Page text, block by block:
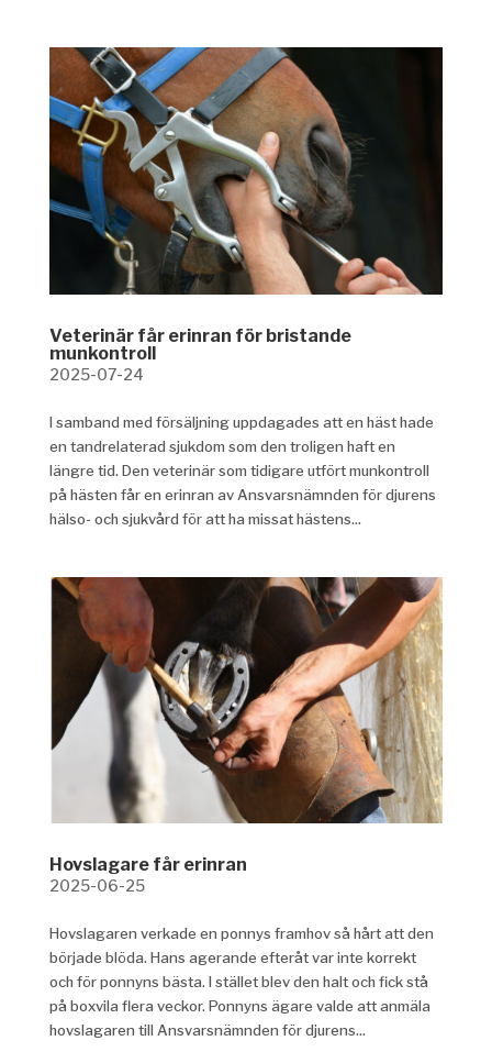
Veterinär får erinran för bristande
munkontroll
2025-07-24
I samband med försäljning uppdagades att en häst hade
en tandrelaterad sjukdom som den troligen haft en
längre tid. Den veterinär som tidigare utfört munkontroll
på hästen får en erinran av Ansvarsnämnden för djurens
hälso- och sjukvård för att ha missat hästens...
Hovslagare får erinran
2025-06-25
Hovslagaren verkade en ponnys framhov så hårt att den
började blöda. Hans agerande efteråt var inte korrekt
och för ponnyns bästa. I stället blev den halt och fick stå
på boxvila flera veckor. Ponnyns ägare valde att anmäla
hovslagaren till Ansvarsnämnden för djurens...